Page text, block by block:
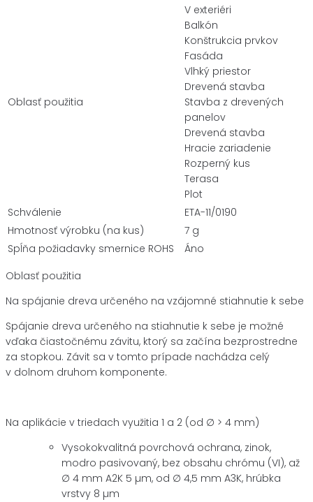
Oblasť použitia
V exteriéri
Balkón
Konštrukcia prvkov
Fasáda
Vlhký priestor
Drevená stavba
Stavba z drevených
panelov
Drevená stavba
Hracie zariadenie
Rozperný kus
Terasa
Plot
Schválenie
ETA-11/0190
Hmotnosť výrobku (na kus)
7 g
Spĺňa požiadavky smernice ROHS
Áno
Oblasť použitia
Na spájanie dreva určeného na vzájomné stiahnutie k sebe
Spájanie dreva určeného na stiahnutie k sebe je možné
vďaka čiastočnému závitu, ktorý sa začína bezprostredne
za stopkou. Závit sa v tomto prípade nachádza celý
v dolnom druhom komponente.
Na aplikácie v triedach využitia 1 a 2 (od ∅ > 4 mm)
Vysokokvalitná povrchová ochrana, zinok,
modro pasivovaný, bez obsahu chrómu (VI), až
∅ 4 mm A2K 5 µm, od ∅ 4,5 mm A3K, hrúbka
vrstvy 8 µm